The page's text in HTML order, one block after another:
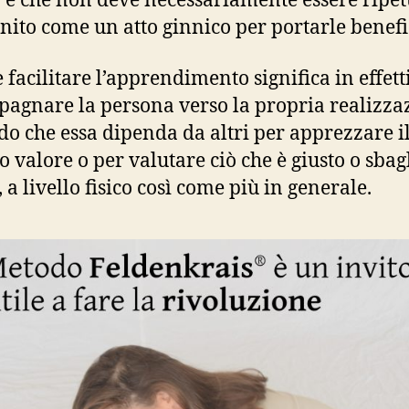
come un atto ginnico per portarle
facilitare l’apprendimento significa in
la persona verso la propria
che essa dipenda da altri per apprezzare
valore o per valutare ciò che è giusto o
a livello fisico così come più in generale.